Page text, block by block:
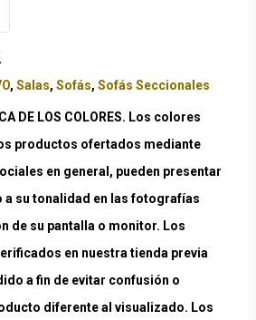
, Salas, Sofás, Sofás Seccionales
DE LOS COLORES. Los colores
productos ofertados mediante
en general, pueden presentar
su tonalidad en las fotografías
de su pantalla o monitor. Los
en nuestra tienda previa
a fin de evitar confusión o
diferente al visualizado. Los